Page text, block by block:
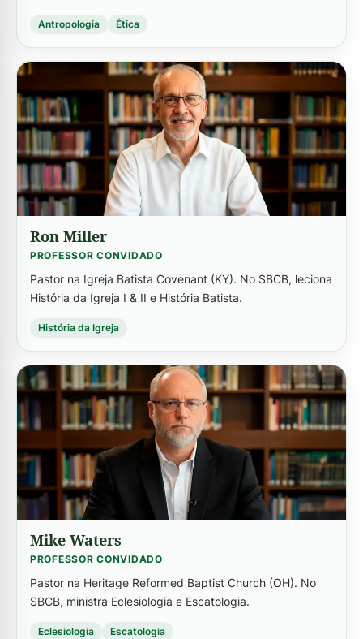
Antropologia Ética
-->
Ron Miller
PROFESSOR CONVIDADO
Pastor na Igreja Batista Covenant (KY). No SBCB, leciona
História da Igreja I & II e História Batista.
História da Igreja
-->
Mike Waters
PROFESSOR CONVIDADO
Pastor na Heritage Reformed Baptist Church (OH). No
SBCB, ministra Eclesiologia e Escatologia.
Eclesiologia Escatologia